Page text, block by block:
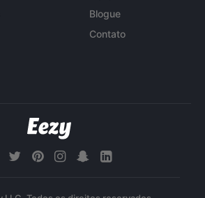
Blogue
Contato